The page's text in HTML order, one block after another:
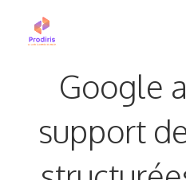
Google
support